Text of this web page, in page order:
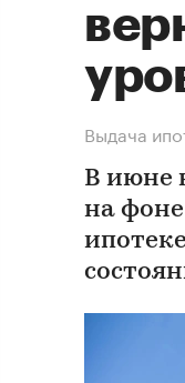
Выдача
В июне
на